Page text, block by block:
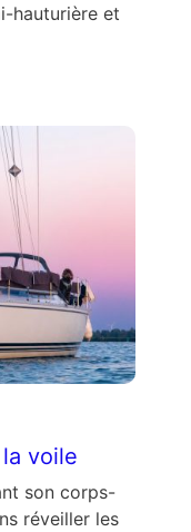
hauturière et
voile
son corps-
réveiller les